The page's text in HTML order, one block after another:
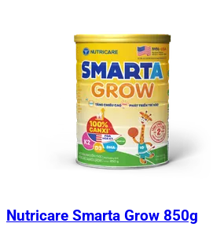
Nutricare Smarta Grow 850g